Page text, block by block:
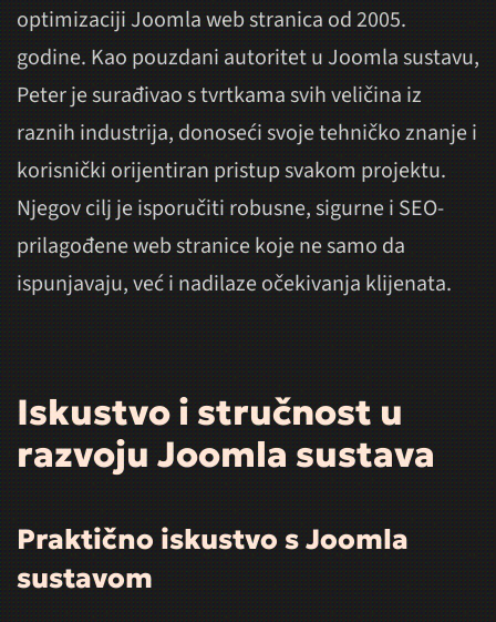
optimizaciji Joomla web stranica od 2005.
godine. Kao pouzdani autoritet u Joomla sustavu,
Peter je surađivao s tvrtkama svih veličina iz
raznih industrija, donoseći svoje tehničko znanje i
korisnički orijentiran pristup svakom projektu.
Njegov cilj je isporučiti robusne, sigurne i SEO-
prilagođene web stranice koje ne samo da
ispunjavaju, već i nadilaze očekivanja klijenata.
Iskustvo i stručnost u
razvoju Joomla sustava
Praktično iskustvo s Joomla
sustavom